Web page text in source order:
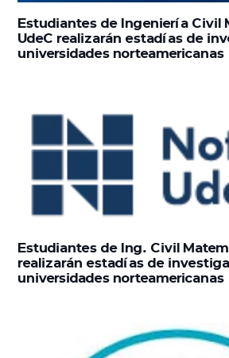
Estudiantes de Ingeniería Civil
UdeC realizarán estadías de
universidades norteamericanas
Estudiantes de Ing. Civil
realizarán estadías de
universidades norteamericanas